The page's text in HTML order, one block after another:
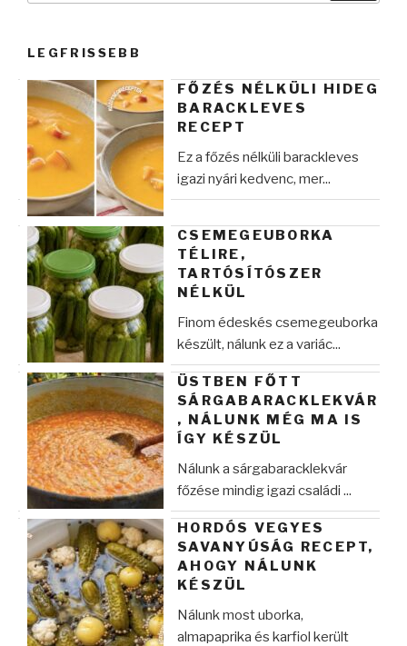
LEGFRISSEBB
FŐZÉS NÉLKÜLI HIDEG
BARACKLEVES
RECEPT
Ez a főzés nélküli barackleves
igazi nyári kedvenc, mer...
CSEMEGEUBORKA
TÉLIRE,
TARTÓSÍTÓSZER
NÉLKÜL
Finom édeskés csemegeuborka
készült, nálunk ez a variác...
ÜSTBEN FŐTT
SÁRGABARACKLEKVÁR
, NÁLUNK MÉG MA IS
ÍGY KÉSZÜL
Nálunk a sárgabaracklekvár
főzése mindig igazi családi ...
HORDÓS VEGYES
SAVANYÚSÁG RECEPT,
AHOGY NÁLUNK
KÉSZÜL
Nálunk most uborka,
almapaprika és karfiol került